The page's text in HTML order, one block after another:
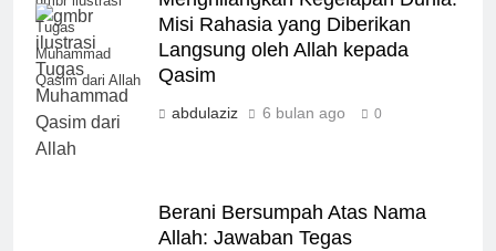
Tugas
Muhammad
Qasim dari Allah
Misi Rahasia yang Diberikan
Langsung oleh Allah kepada
Qasim
abdulaziz 6 bulan ago 0
Berani Bersumpah Atas Nama
Allah: Jawaban Tegas